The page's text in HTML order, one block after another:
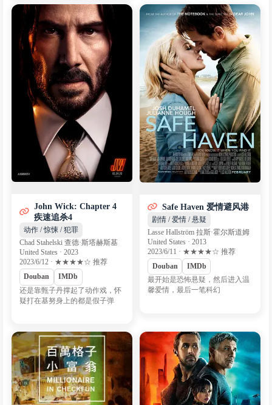
John Wick: Chapter 4
疾速追杀4
动作 / 惊悚 / 犯罪
Chad Stahelski 查德·斯塔赫斯基
United States · 2023
2023/6/12 · ★★★★☆ 推荐
Douban
IMDb
还是靠甄子丹撑起了动作戏，怀
疑打在基努身上的都是假子弹
Safe Haven 爱情避风港
剧情 / 爱情 / 悬疑
Lasse Hallström 拉斯·霍尔斯道姆
United States · 2013
2023/6/11 · ★★★★☆ 推荐
Douban
IMDb
最开始是恐怖悬疑，然后进入温
馨爱情，最后一笔科幻